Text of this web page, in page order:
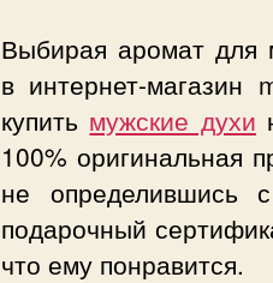
Выбирая аромат для
в интернет-магазин
купить мужские духи
100% оригинальная
не определившись
подарочный
что ему понравится.